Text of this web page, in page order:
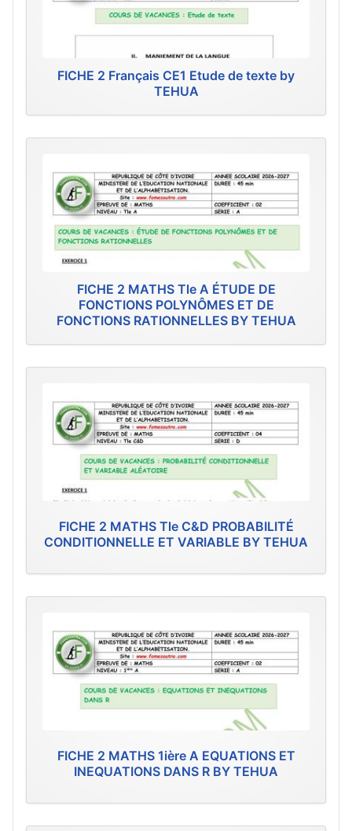
FICHE 2 Français CE1 Etude de texte by
TEHUA
FICHE 2 MATHS Tle A ÉTUDE DE
FONCTIONS POLYNÔMES ET DE
FONCTIONS RATIONNELLES BY TEHUA
FICHE 2 MATHS Tle C&D PROBABILITÉ
CONDITIONNELLE ET VARIABLE BY TEHUA
FICHE 2 MATHS 1ière A EQUATIONS ET
INEQUATIONS DANS R BY TEHUA